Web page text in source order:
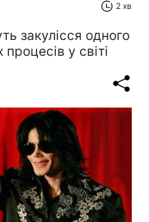
2 хв
закулісся одного
у світі